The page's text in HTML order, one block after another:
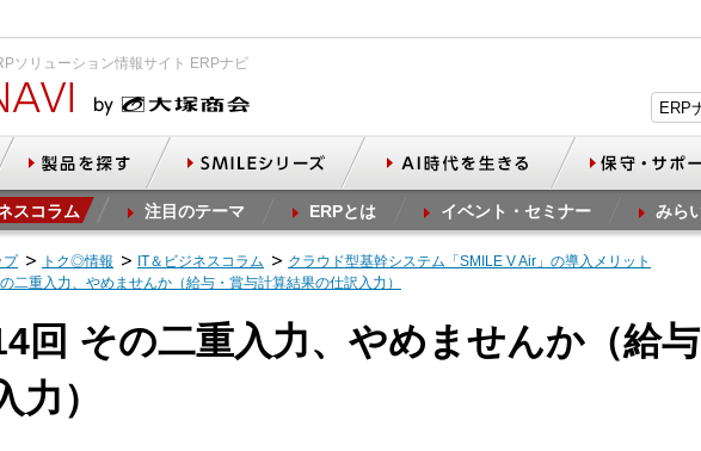
ソリューション情報サイト ERPナビ
スコラム 注目のテーマ ERPとは イベント・セミナー みら
プ トク◎情報 IT＆ビジネスコラム
クラウド型基幹システム「SMILE V Air」の導入メリット
二重入力、やめませんか（給与・賞与計算結果の仕訳入力）
回 その二重入力、やめませんか（給
力）